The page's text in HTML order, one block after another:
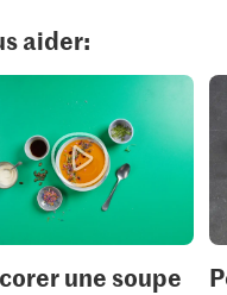
aider:
une soupe